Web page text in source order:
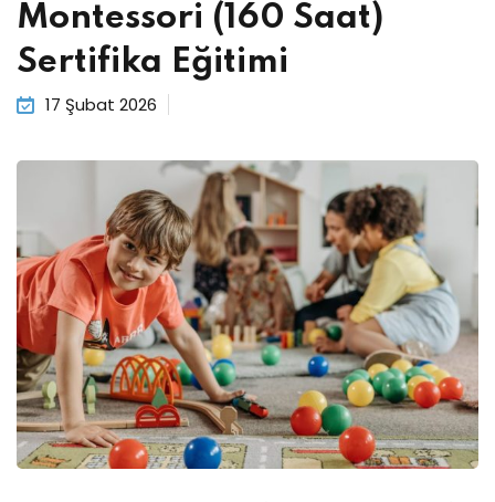
Montessori (160 Saat)
Sertifika Eğitimi
17 Şubat 2026
Beni hatırla Şifrenizi mi kaybettiniz?